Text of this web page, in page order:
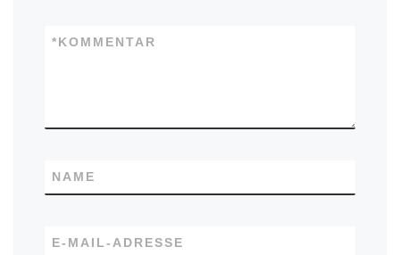
KOMMENTAR
*
NAME
E-MAIL-ADRESSE